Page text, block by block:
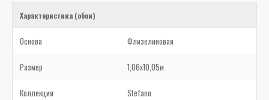
Характеристика (обои)
Основа Флизелиновая
Размер 1,06x10,05м
Коллекция Stefano